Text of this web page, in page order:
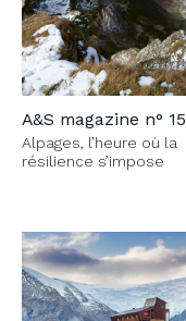
A&S magazine n° 15
Alpages, l’heure où la
résilience s’impose